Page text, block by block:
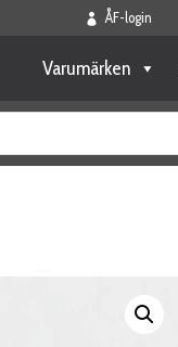
ÅF-login
Varumärken